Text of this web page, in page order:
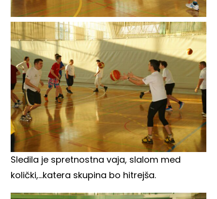
Sledila je spretnostna vaja, slalom med
količki,…katera skupina bo hitrejša.